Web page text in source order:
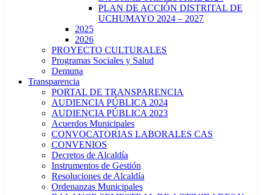
PLAN DE ACCIÓN DISTRITAL DE
UCHUMAYO 2024 – 2027
2025
2026
PROYECTO CULTURALES
Programas Sociales y Salud
Demuna
Transparencia
PORTAL DE TRANSPARENCIA
AUDIENCIA PÚBLICA 2024
AUDIENCIA PÚBLICA 2023
Acuerdos Municipales
CONVOCATORIAS LABORALES CAS
CONVENIOS
Decretos de Alcaldía
Instrumentos de Gestión
Resoluciones de Alcaldía
Ordenanzas Municipales